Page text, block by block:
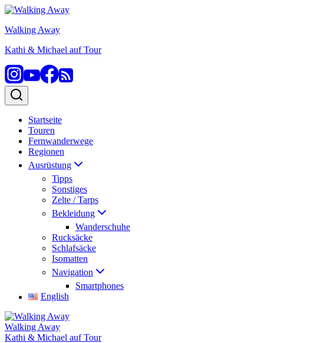
Zum
springen
Walking Away
Kathi & Michael auf Tour
Startseite
Touren
Fernwanderwege
Regionen
Ausrüstung
Tipps
Sonstiges
Zelte / Tarps
Bekleidung
Wanderschuhe
Rucksäcke
Schlafsäcke
Isomatten
Navigation
Smartphones
English
Walking Away
Kathi & Michael auf Tour